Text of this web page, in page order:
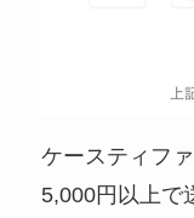
ケースティフ
5,000円以上で